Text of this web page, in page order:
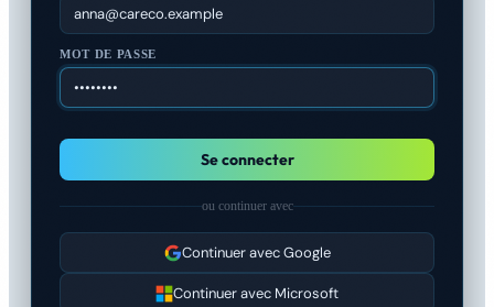
anna@careco.example
MOT DE PASSE
••••••••
Se connecter
ou continuer avec
Continuer avec Google
Continuer avec Microsoft